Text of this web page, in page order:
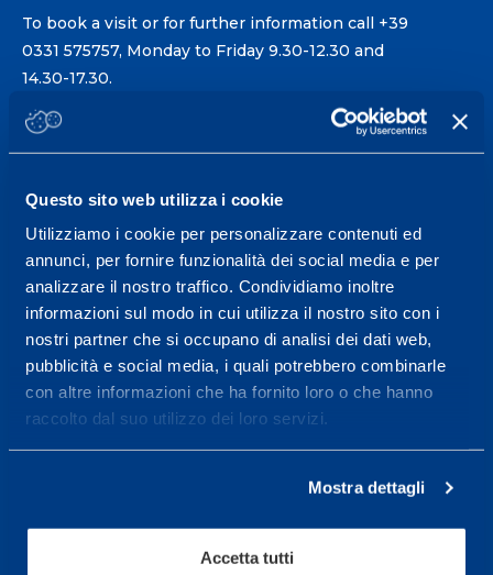
Questo sito web utilizza i cookie
Utilizziamo i cookie per personalizzare contenuti ed
annunci, per fornire funzionalità dei social media e per
analizzare il nostro traffico. Condividiamo inoltre
informazioni sul modo in cui utilizza il nostro sito con i
nostri partner che si occupano di analisi dei dati web,
pubblicità e social media, i quali potrebbero combinarle
con altre informazioni che ha fornito loro o che hanno
raccolto dal suo utilizzo dei loro servizi.
Mostra dettagli
Accetta tutti
To book a visit or for further information call +39
0331 575757, Monday to Friday 9.30-12.30 and
14.30-17.30.
RECEPTION OPENING HOURS
From Monday to Friday
Service center for high
performance and well-
being.
More informations